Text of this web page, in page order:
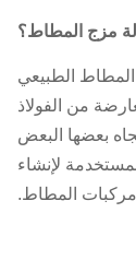
مزج المطاط؟
الطبيعي
من الفولاذ
بعضها البعض
لإنشاء
مركبات المطاط.